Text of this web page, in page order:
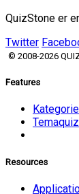
QuizStone er
Twitter
© 2008-2026
Features
Resources